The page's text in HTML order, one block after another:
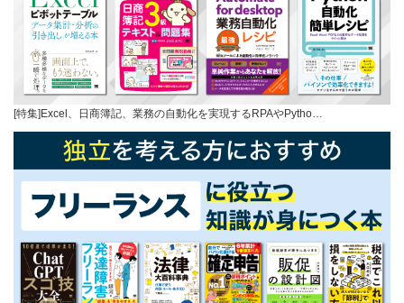
[特集]Excel、日商簿記、業務の自動化を実現するRPAやPytho…